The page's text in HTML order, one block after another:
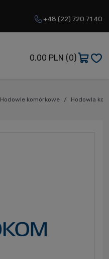
+48 (22) 720 71 40
0.00 PLN (0)
Hodowle komórkowe Hodowla